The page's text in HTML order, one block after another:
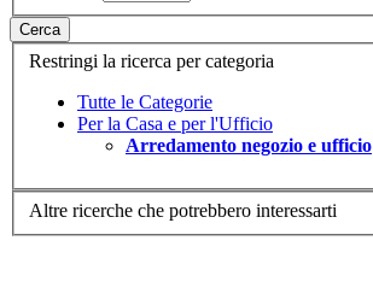
Cerca
Restringi la ricerca per categoria
Tutte le Categorie
Per la Casa e per l'Ufficio
Arredamento negozio e ufficio
Altre ricerche che potrebbero interessarti